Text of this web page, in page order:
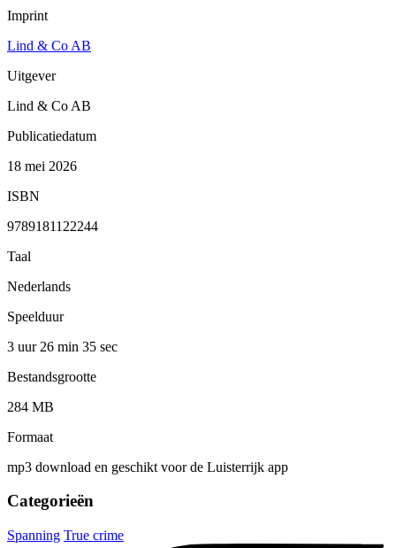
Imprint
Lind & Co AB
Uitgever
Lind & Co AB
Publicatiedatum
18 mei 2026
ISBN
9789181122244
Taal
Nederlands
Speelduur
3 uur 26 min 35 sec
Bestandsgrootte
284 MB
Formaat
mp3 download en geschikt voor de Luisterrijk app
Categorieën
Spanning True crime